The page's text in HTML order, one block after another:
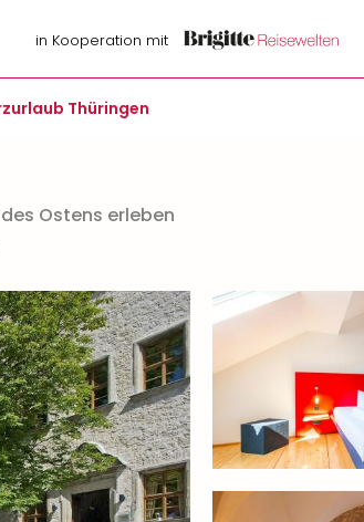
in Kooperation mit
Thüringen
Ostens erleben